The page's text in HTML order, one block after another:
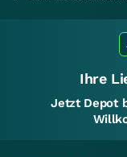
Ihre
Jetzt Depot